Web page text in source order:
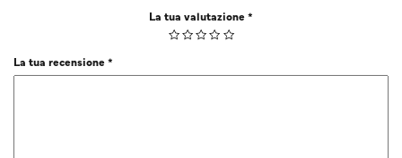
La tua valutazione*
La tua recensione*